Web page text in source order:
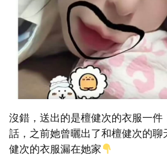
沒錯，送出的是檀健次的衣服一件
話，之前她曾曬出了和檀健次的聊
健次的衣服漏在她家